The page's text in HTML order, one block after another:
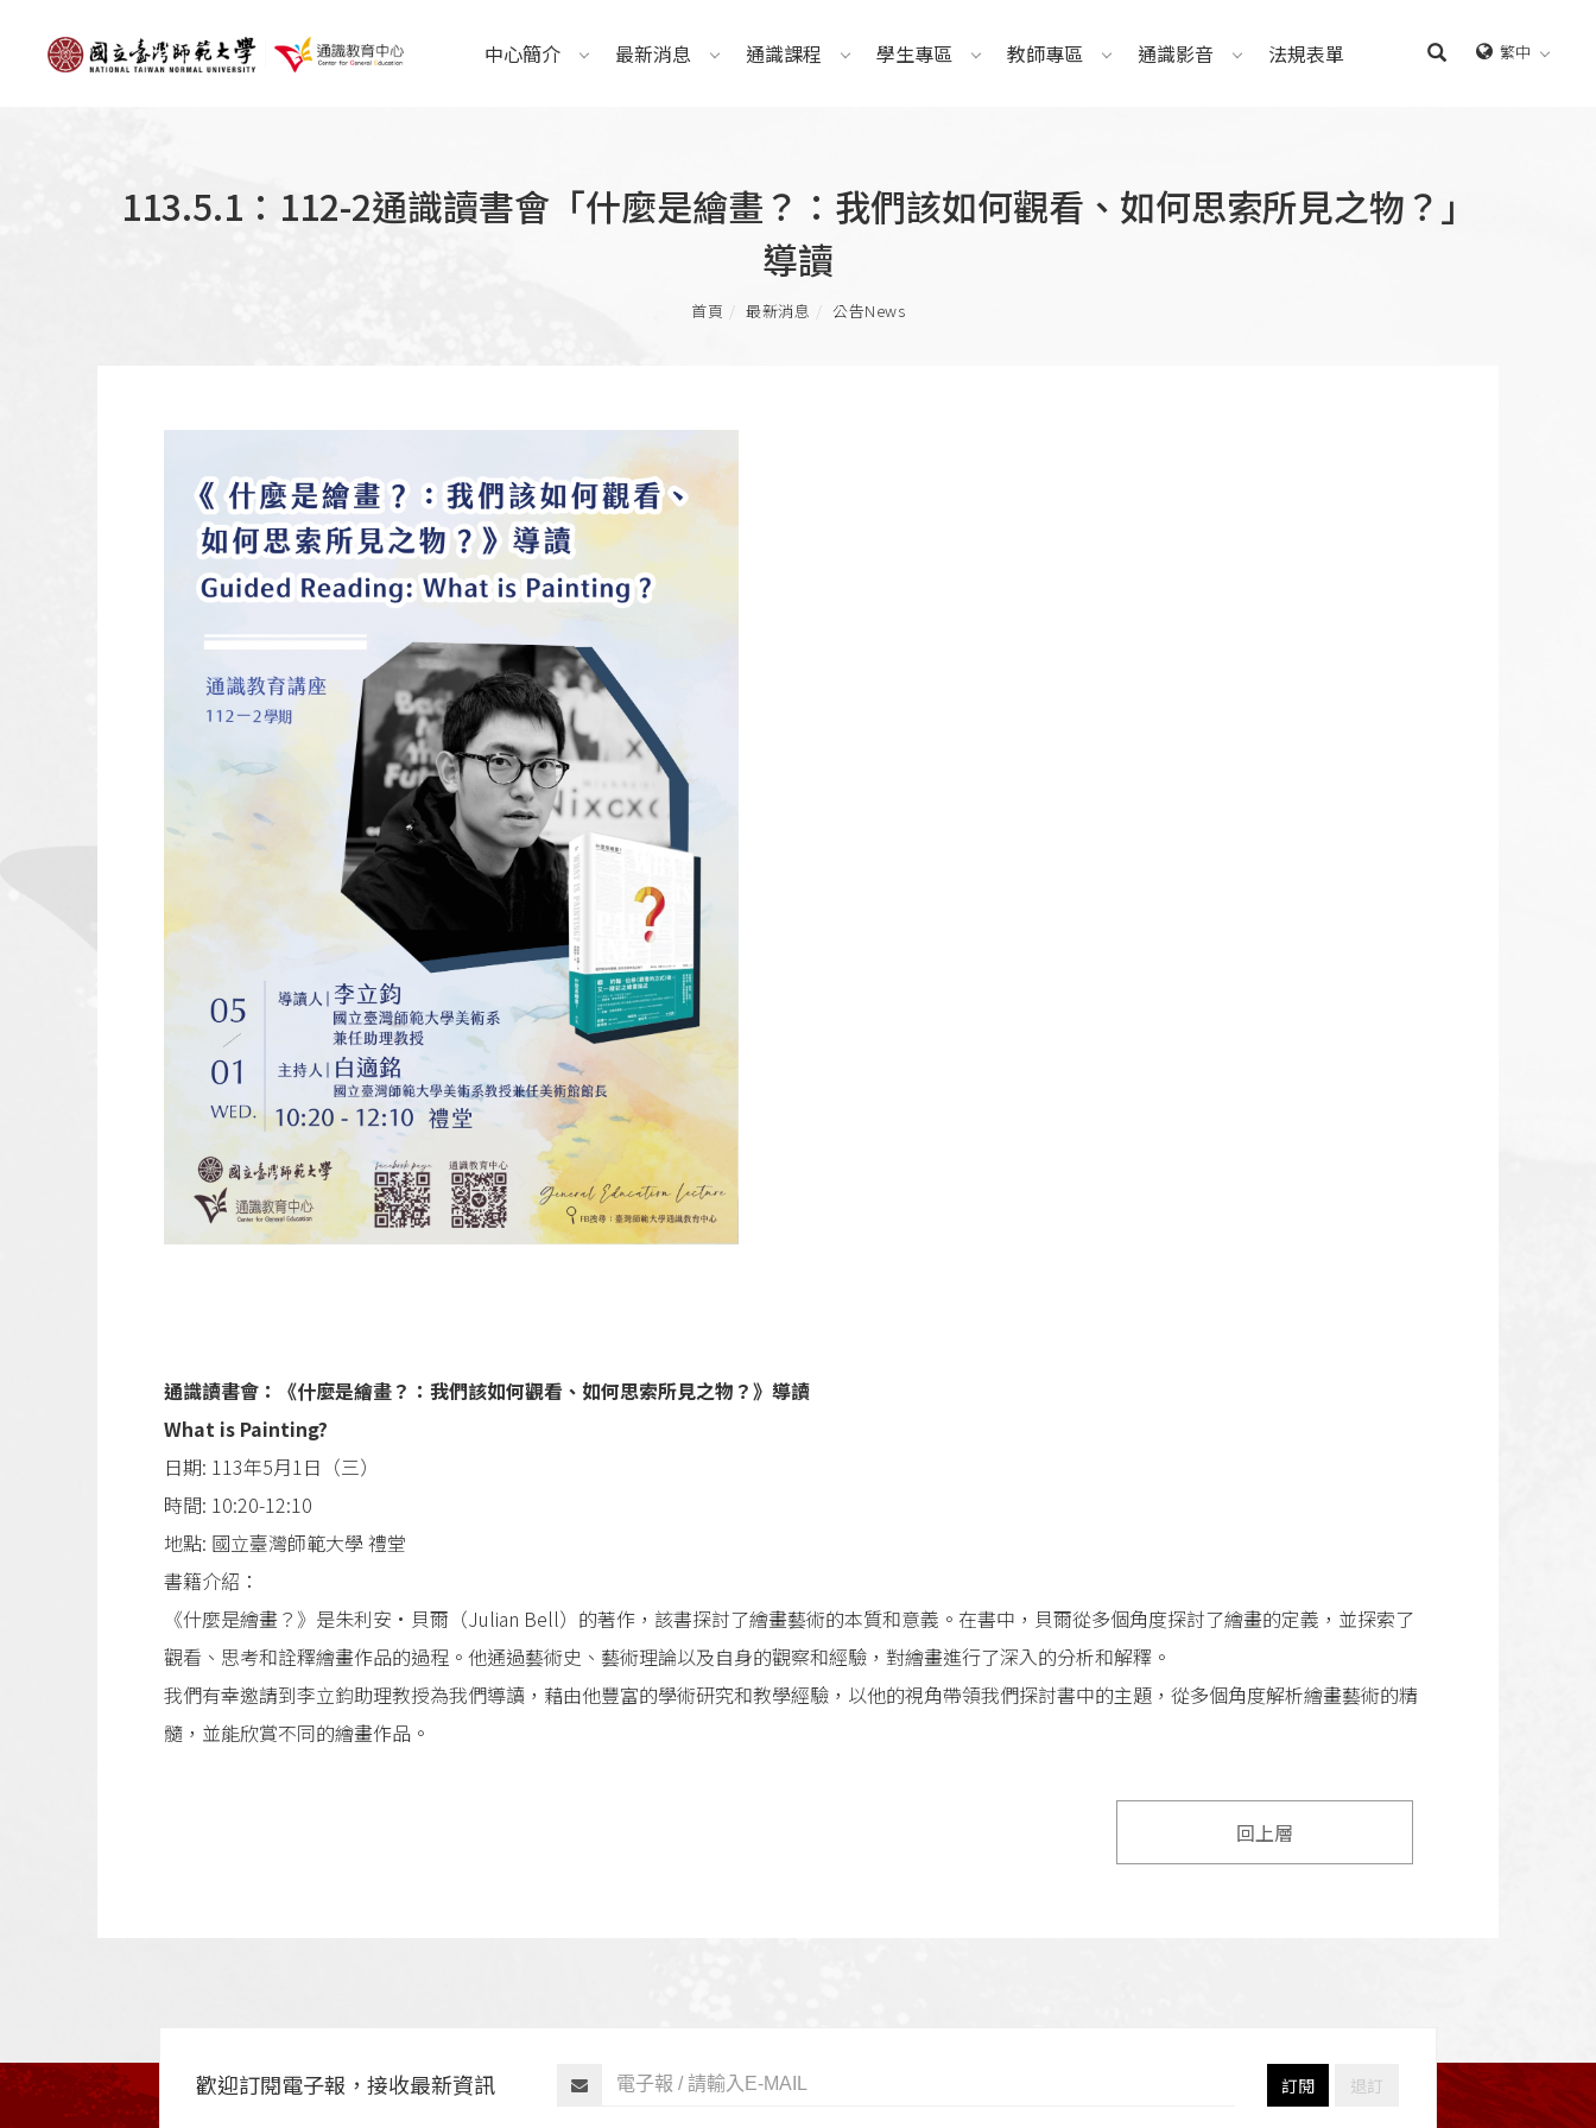
中心簡介 最新消息 通識課程 學生專區 教師專區 通識影音 法規表單 繁中
113.5.1：112-2通識讀書會「什麼是繪畫？：我們該如何觀看、如何思索所見之物？」
導讀
首頁 最新消息 公告News
通識讀書會：《什麼是繪畫？：我們該如何觀看、如何思索所見之物？》導讀
What is Painting?
日期: 113年5月1日（三）
時間: 10:20-12:10
地點: 國立臺灣師範大學 禮堂
書籍介紹：
《什麼是繪畫？》是朱利安·貝爾（Julian Bell）的著作，該書探討了繪畫藝術的本質和意義。在書中，貝爾從多個角度探討了繪畫的定義，並探索了
觀看、思考和詮釋繪畫作品的過程。他通過藝術史、藝術理論以及自身的觀察和經驗，對繪畫進行了深入的分析和解釋。
我們有幸邀請到李立鈞助理教授為我們導讀，藉由他豐富的學術研究和教學經驗，以他的視角帶領我們探討書中的主題，從多個角度解析繪畫藝術的精
髓，並能欣賞不同的繪畫作品。
回上層
歡迎訂閱電子報，接收最新資訊 訂閱 退訂